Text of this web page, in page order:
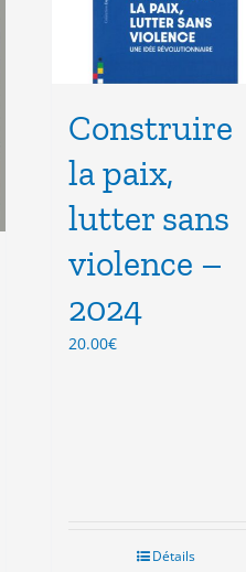
Construire
la paix,
lutter sans
violence –
2024
20.00€
Détails